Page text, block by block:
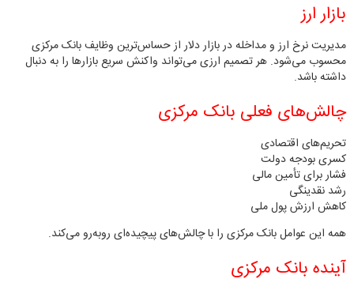
بازار ارز
مدیریت نرخ ارز و مداخله در بازار دلار از حساس‌ترین وظایف بانک مرکزی
محسوب می‌شود. هر تصمیم ارزی می‌تواند واکنش سریع بازارها را به دنبال
داشته باشد.
چالش‌های فعلی بانک مرکزی
تحریم‌های اقتصادی
کسری بودجه دولت
فشار برای تأمین مالی
رشد نقدینگی
کاهش ارزش پول ملی
همه این عوامل بانک مرکزی را با چالش‌های پیچیده‌ای روبه‌رو می‌کند.
آینده بانک مرکزی